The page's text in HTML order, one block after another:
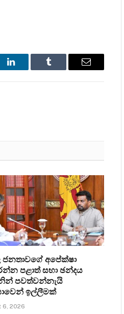
LinkedIn Tumblr Email
ජනතාවගේ අපේක්ෂා
පළාත් සභා ඡන්දය
පවත්වන්නැයි
ඉල්ලීමක්
6, 2026